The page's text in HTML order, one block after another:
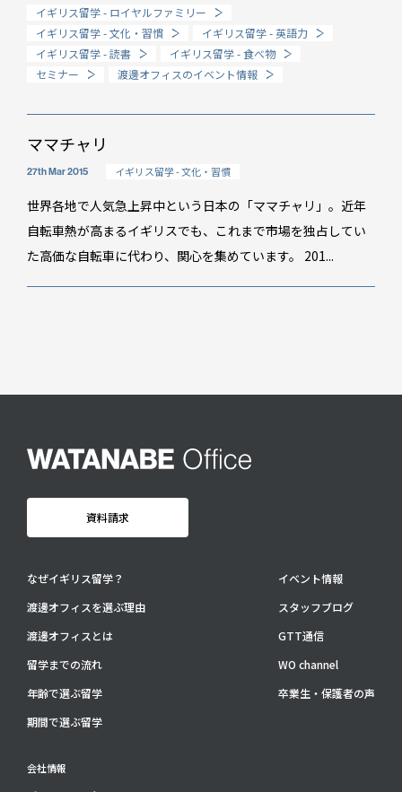
How long?
期間で選ぶ留学
アクセス
プライバシーポリシー
採用情報
お問い合わせ： (平日9:30-17:30)
Please contact
for English information.
イギリス留学 - ロイヤルファミリー
イギリス留学 - 文化・習慣
イギリス留学 - 英語力
イギリス留学 - 読書
イギリス留学 - 食べ物
セミナー
渡邊オフィスのイベント情報
ママチャリ
27th Mar 2015 イギリス留学 - 文化・習慣
世界各地で人気急上昇中という日本の「ママチャリ」。近年
自転車熱が高まるイギリスでも、これまで市場を独占してい
た高価な自転車に代わり、関心を集めています。 201...
資料請求
なぜイギリス留学？
渡邊オフィスを選ぶ理由
渡邊オフィスとは
留学までの流れ
年齢で選ぶ留学
期間で選ぶ留学
イベント情報
スタッフブログ
GTT通信
WO channel
卒業生・保護者の声
会社情報